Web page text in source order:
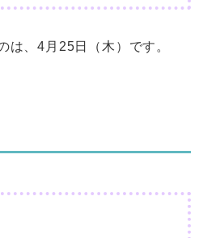
は、4月25日（木）です。